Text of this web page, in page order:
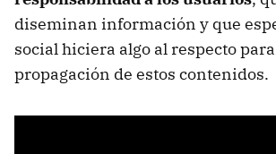
diseminan información y que
social hiciera algo al respecto
propagación de estos contenidos.